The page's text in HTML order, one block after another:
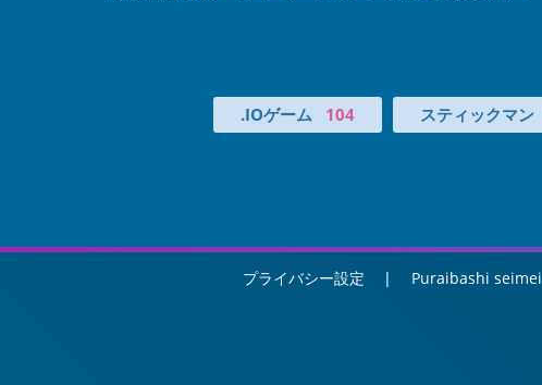
.IOゲーム 104 スティックマン
プライバシー設定 Puraibashi seimei